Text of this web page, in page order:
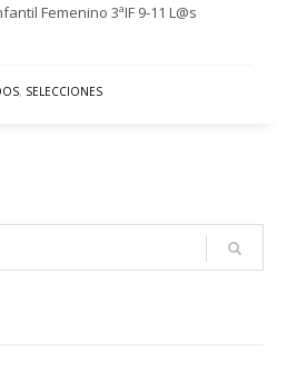
Femenino 3ªIF 9-11 L@s
, SELECCIONES